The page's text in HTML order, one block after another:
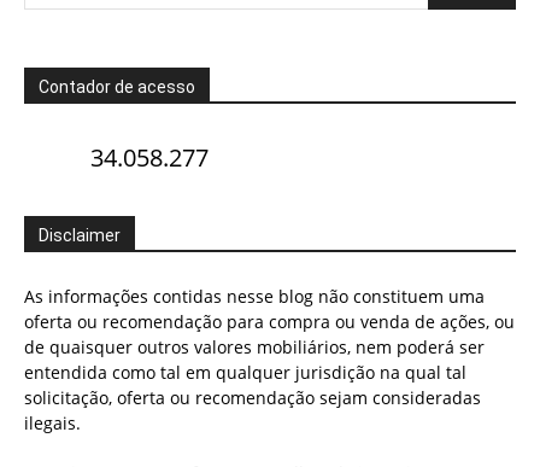
Contador de acesso
34.058.277
Disclaimer
As informações contidas nesse blog não constituem uma
oferta ou recomendação para compra ou venda de ações, ou
de quaisquer outros valores mobiliários, nem poderá ser
entendida como tal em qualquer jurisdição na qual tal
solicitação, oferta ou recomendação sejam consideradas
ilegais.